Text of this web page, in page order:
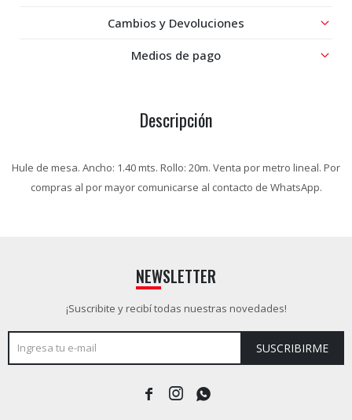
Cambios y Devoluciones
Medios de pago
Descripción
Hule de mesa. Ancho: 1.40 mts. Rollo: 20m. Venta por metro lineal. Por
compras al por mayor comunicarse al contacto de WhatsApp.
NEWSLETTER
¡Suscribite y recibí todas nuestras novedades!
SUSCRIBIRME
  